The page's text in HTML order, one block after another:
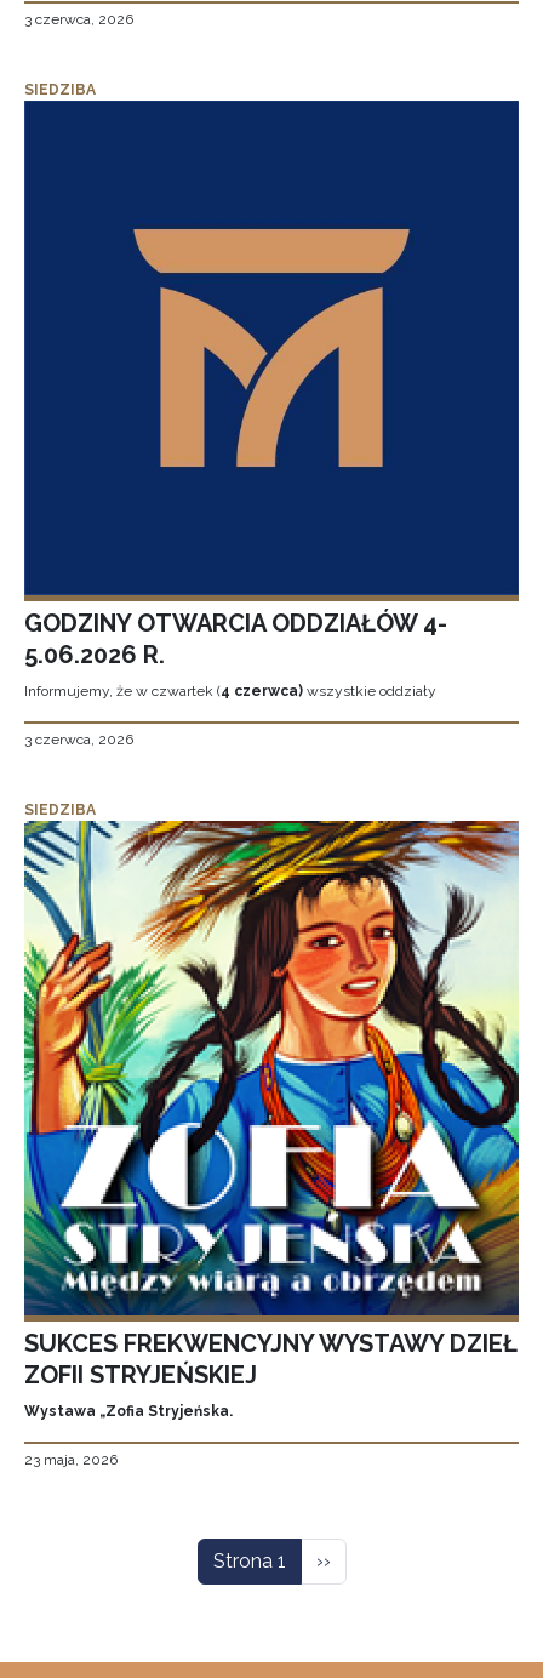
3 czerwca, 2026
SIEDZIBA
GODZINY OTWARCIA ODDZIAŁÓW 4-
5.06.2026 R.
Informujemy, że w czwartek (4 czerwca) wszystkie oddziały
3 czerwca, 2026
SIEDZIBA
SUKCES FREKWENCYJNY WYSTAWY DZIEŁ
ZOFII STRYJEŃSKIEJ
Wystawa „Zofia Stryjeńska.
23 maja, 2026
Strona 1 Następna strona
››